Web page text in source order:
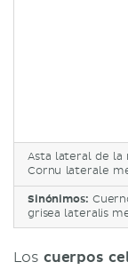
Asta lateral de la
Cornu laterale
Sinónimos:
grisea lateralis
Los cuerpos